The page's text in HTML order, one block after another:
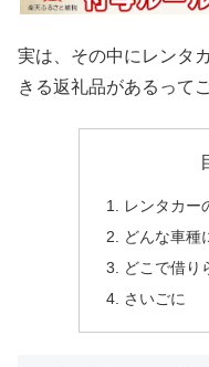
実は、その中にレンタ
きる返礼品があるって
レンタカー
どんな車種
どこで借り
さいごに